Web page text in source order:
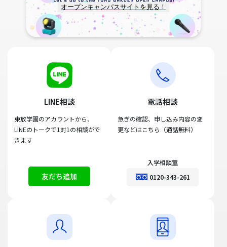
オープンキャンパスサイトを見る！
LINE相談
東放学園のアカウントから、
LINEのトークで1対1の相談がで
きます
友だち追加
電話相談
急ぎの確認、申し込み内容の変
更などはこちら（通話無料）
入学相談室
0120-343-261